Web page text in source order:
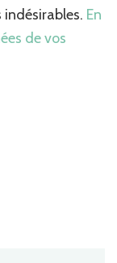
indésirables. En
de vos